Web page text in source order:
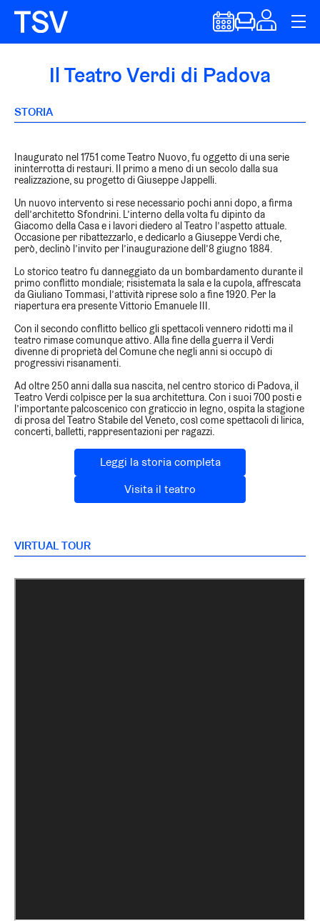
Il Teatro Verdi di Padova
STORIA
Inaugurato nel 1751 come Teatro Nuovo, fu oggetto di una serie
ininterrotta di restauri. Il primo a meno di un secolo dalla sua
realizzazione, su progetto di Giuseppe Jappelli.
Un nuovo intervento si rese necessario pochi anni dopo, a firma
dell’architetto Sfondrini. L’interno della volta fu dipinto da
Giacomo della Casa e i lavori diedero al Teatro l’aspetto attuale.
Occasione per ribattezzarlo, e dedicarlo a Giuseppe Verdi che,
però, declinò l’invito per l’inaugurazione dell’8 giugno 1884.
Lo storico teatro fu danneggiato da un bombardamento durante il
primo conflitto mondiale; risistemata la sala e la cupola, affrescata
da Giuliano Tommasi, l’attività riprese solo a fine 1920. Per la
riapertura era presente Vittorio Emanuele III.
Con il secondo conflitto bellico gli spettacoli vennero ridotti ma il
teatro rimase comunque attivo. Alla fine della guerra il Verdi
divenne di proprietà del Comune che negli anni si occupò di
progressivi risanamenti.
Ad oltre 250 anni dalla sua nascita, nel centro storico di Padova, il
Teatro Verdi colpisce per la sua architettura. Con i suoi 700 posti e
l’importante palcoscenico con graticcio in legno, ospita la stagione
di prosa del Teatro Stabile del Veneto, così come spettacoli di lirica,
concerti, balletti, rappresentazioni per ragazzi.
Leggi la storia completa
Visita il teatro
VIRTUAL TOUR